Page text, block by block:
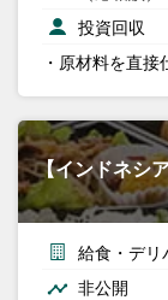
投資回収
・原材料を直
【インドネシ
給食・デリ
非公開